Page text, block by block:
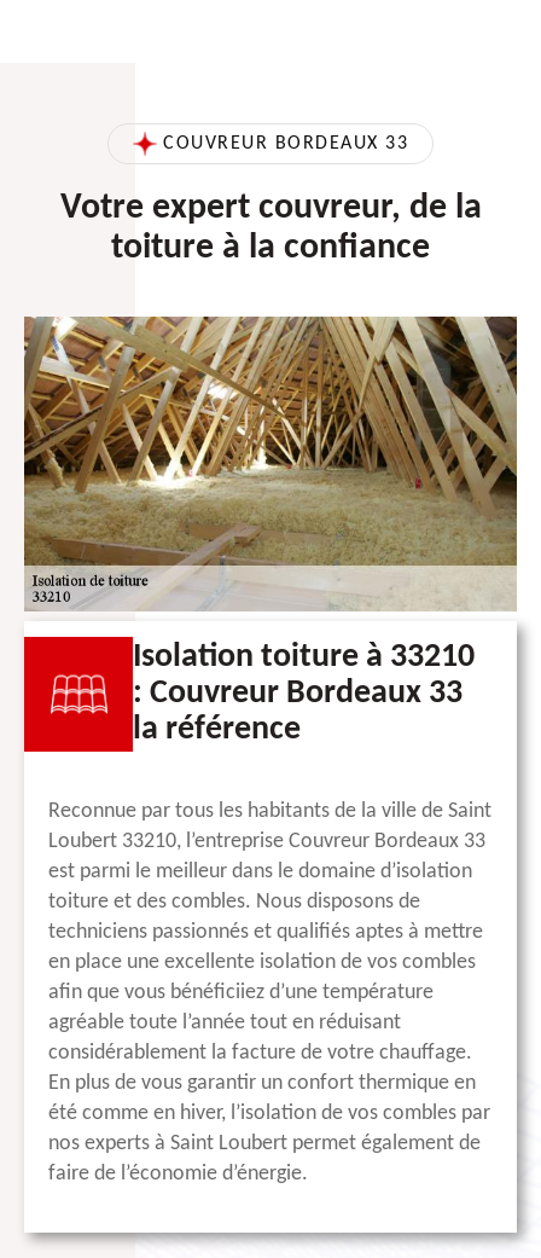
COUVREUR BORDEAUX 33
Votre expert couvreur, de la
toiture à la confiance
Isolation toiture à 33210
: Couvreur Bordeaux 33
la référence
Reconnue par tous les habitants de la ville de Saint
Loubert 33210, l’entreprise Couvreur Bordeaux 33
est parmi le meilleur dans le domaine d’isolation
toiture et des combles. Nous disposons de
techniciens passionnés et qualifiés aptes à mettre
en place une excellente isolation de vos combles
afin que vous bénéficiiez d’une température
agréable toute l’année tout en réduisant
considérablement la facture de votre chauffage.
En plus de vous garantir un confort thermique en
été comme en hiver, l’isolation de vos combles par
nos experts à Saint Loubert permet également de
faire de l’économie d’énergie.